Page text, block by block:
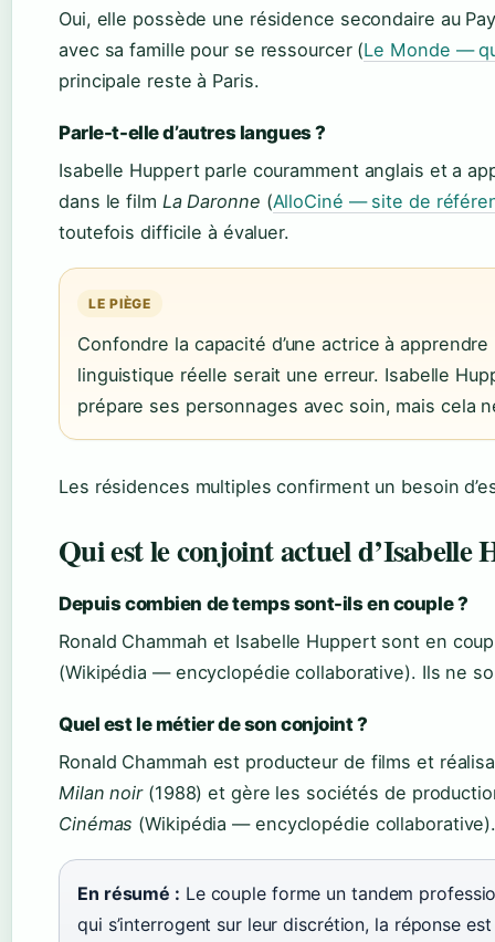
Oui, elle possède une résidence secondaire au
avec sa famille pour se ressourcer (Le Monde —
principale reste à Paris.
Parle-t-elle d’autres langues ?
Isabelle Huppert parle couramment anglais et a
dans le film La Daronne (AlloCiné — site de
toutefois difficile à évaluer.
LE PIÈGE
Confondre la capacité d’une actrice à
linguistique réelle serait une erreur. Isabelle
prépare ses personnages avec soin, mais cela
Les résidences multiples confirment un besoin
Qui est le conjoint actuel d’Isabelle
Depuis combien de temps sont-ils en couple ?
Ronald Chammah et Isabelle Huppert sont en
(Wikipédia — encyclopédie collaborative). Ils ne
Quel est le métier de son conjoint ?
Ronald Chammah est producteur de films et
Milan noir(1988) et gère les sociétés de
Cinémas (Wikipédia — encyclopédie
En résumé : Le couple forme un tandem
qui s’interrogent sur leur discrétion, la réponse